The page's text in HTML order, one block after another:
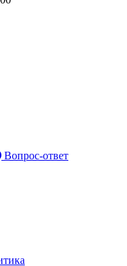
Вопрос-ответ